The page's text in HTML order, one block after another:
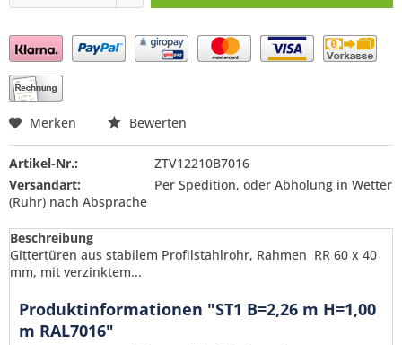
Preis anfragen
Merken Bewerten
Artikel-Nr.:
ZTV12210B7016
Versandart:
Per Spedition, oder Abholung in Wetter
(Ruhr) nach Absprache
Beschreibung
Gittertüren aus stabilem Profilstahlrohr, Rahmen RR 60 x 40
mm, mit verzinktem...
Produktinformationen "ST1 B=2,26 m H=1,00
m RAL7016"